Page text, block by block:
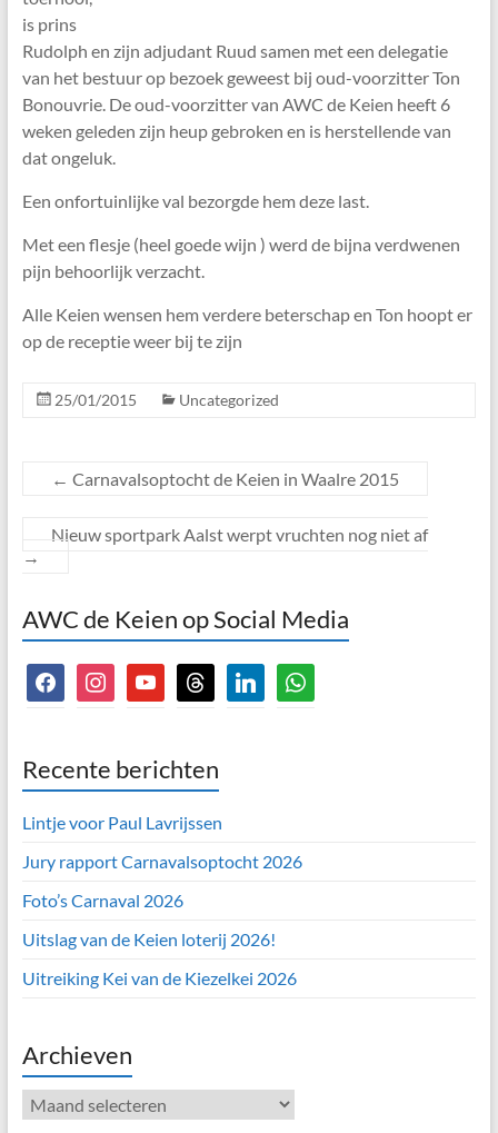
is prins
Rudolph en zijn adjudant Ruud samen met een delegatie
van het bestuur op bezoek geweest bij oud-voorzitter Ton
Bonouvrie. De oud-voorzitter van AWC de Keien heeft 6
weken geleden zijn heup gebroken en is herstellende van
dat ongeluk.
Een onfortuinlijke val bezorgde hem deze last.
Met een flesje (heel goede wijn ) werd de bijna verdwenen
pijn behoorlijk verzacht.
Alle Keien wensen hem verdere beterschap en Ton hoopt er
op de receptie weer bij te zijn
25/01/2015 Uncategorized
← Carnavalsoptocht de Keien in Waalre 2015
Nieuw sportpark Aalst werpt vruchten nog niet af
→
AWC de Keien op Social Media
facebookinstagramyoutubethreads linkedinwhatsapp
Recente berichten
Lintje voor Paul Lavrijssen
Jury rapport Carnavalsoptocht 2026
Foto’s Carnaval 2026
Uitslag van de Keien loterij 2026!
Uitreiking Kei van de Kiezelkei 2026
Archieven
Archieven